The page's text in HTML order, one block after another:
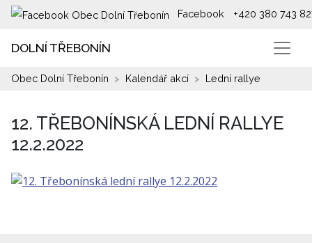
Facebook +420 380 743
DOLNÍ TŘEBONÍN
Obec Dolní Třebonín Kalendář akcí Lední rallye
12. TŘEBONÍNSKÁ LEDNÍ RALLYE
12.2.2022